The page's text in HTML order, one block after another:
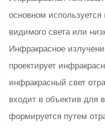
основном
видимого света или
Инфракрасное
проектирует
инфракрасный свет
входит в объектив для
формируется путем